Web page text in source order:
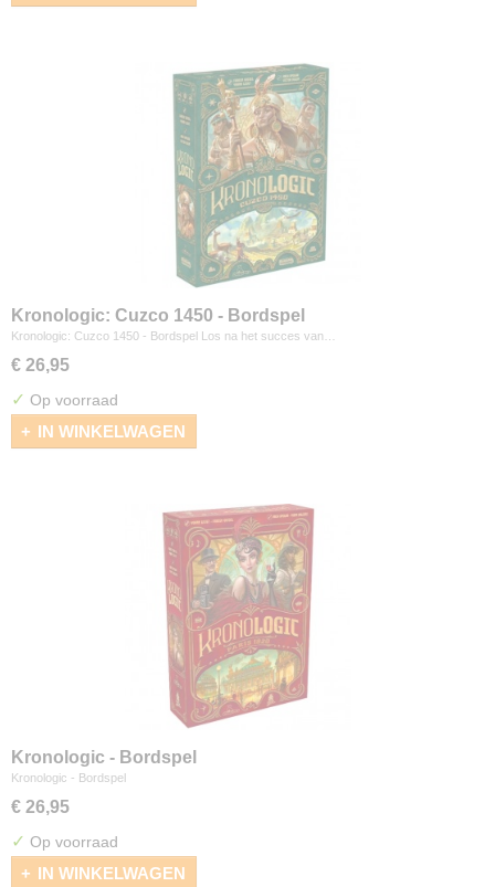
Kronologic: Cuzco 1450 - Bordspel
Kronologic: Cuzco 1450 - Bordspel Los na het succes van…
€ 26,95
✓ Op voorraad
IN WINKELWAGEN
Kronologic - Bordspel
Kronologic - Bordspel
€ 26,95
✓ Op voorraad
IN WINKELWAGEN